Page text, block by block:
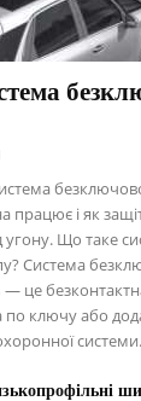
працює і як
Що таке
Система
— це
по ключу або
системи.